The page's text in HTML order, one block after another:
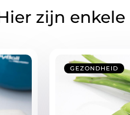
zijn enkele
GEZONDHEID